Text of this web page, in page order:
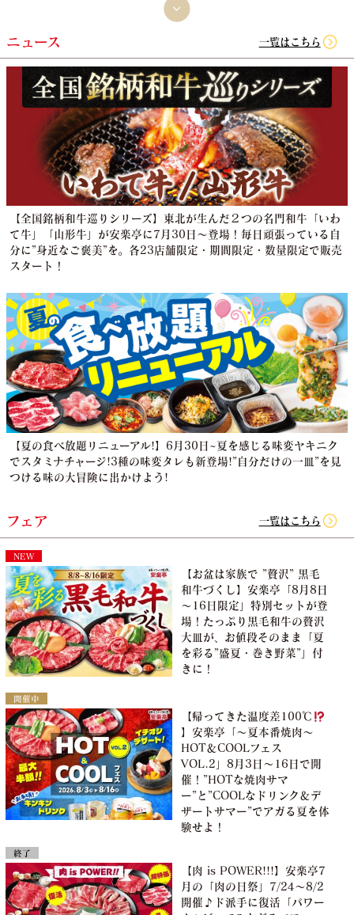
ニュース 一覧はこちら
【全国銘柄和牛巡りシリーズ】東北が生んだ２つの名門和牛「いわ
て牛」「山形牛」が安楽亭に7月30日～登場！毎日頑張っている自
分に”身近なご褒美”を。各23店舗限定・期間限定・数量限定で販売
スタート！
【夏の食べ放題リニューアル!】6月30日~夏を感じる味変ヤキニク
でスタミナチャージ!3種の味変タレも新登場!”自分だけの一皿”を見
つける味の大冒険に出かけよう!
フェア 一覧はこちら
NEW
【お盆は家族で ”贅沢” 黒毛
和牛づくし】安楽亭「8月8日
～16日限定」特別セットが登
場！たっぷり黒毛和牛の贅沢
大皿が、お値段そのまま「夏
を彩る”盛夏・巻き野菜”」付
きに！
開催中
【帰ってきた温度差100℃
】安楽亭「～夏本番焼肉～
HOT＆COOLフェス
VOL.2」8月3日～16日で開
催！”HOTな焼肉サマ
ー”と”COOLなドリンク＆デ
ザートサマー”でアガる夏を体
験せよ！
終了
【肉 is POWER!!!】安楽亭7
月の「肉の日祭」7/24～8/2
開催♪ド派手に復活「パワー